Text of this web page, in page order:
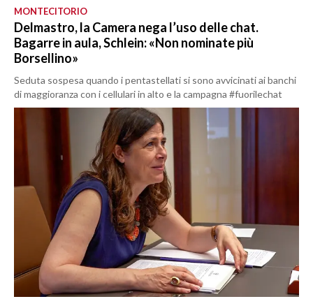
MONTECITORIO
Delmastro, la Camera nega l’uso delle chat.
Bagarre in aula, Schlein: «Non nominate più
Borsellino»
Seduta sospesa quando i pentastellati si sono avvicinati ai banchi
di maggioranza con i cellulari in alto e la campagna #fuorilechat